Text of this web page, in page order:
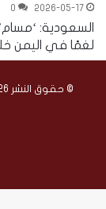
2026-05-17
0
لغمًا في اليمن